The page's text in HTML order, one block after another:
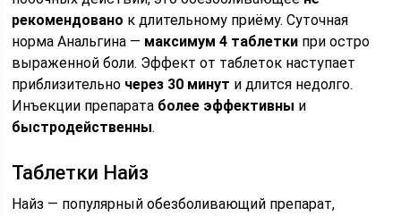
рекомендовано к длительному приёму. Суточная
норма Анальгина — максимум 4 таблетки при остро
выраженной боли. Эффект от таблеток наступает
приблизительно через 30 минут и длится недолго.
Инъекции препарата более эффективны и
быстродейственны.
Таблетки Найз
Найз — популярный обезболивающий препарат,